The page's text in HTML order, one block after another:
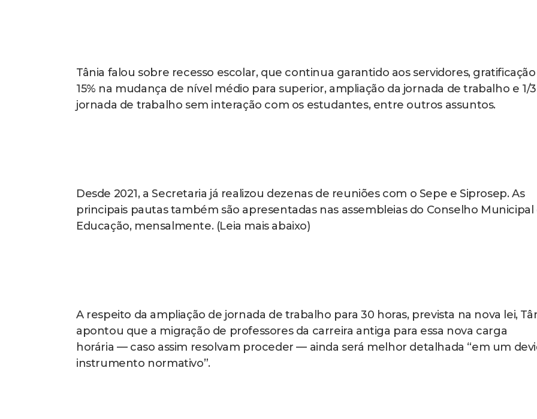
Tânia falou sobre recesso escolar, que continua garantido aos servidores,
15% na mudança de nível médio para superior, ampliação da jornada de trabalho e 1/
jornada de trabalho sem interação com os estudantes, entre outros assuntos.
Desde 2021, a Secretaria já realizou dezenas de reuniões com o Sepe e Siprosep. As
principais pautas também são apresentadas nas assembleias do Conselho Municipal
Educação, mensalmente. (Leia mais abaixo)
A respeito da ampliação de jornada de trabalho para 30 horas, prevista na nova lei,
apontou que a migração de professores da carreira antiga para essa nova carga
horária — caso assim resolvam proceder — ainda será melhor detalhada “em um
instrumento normativo”.